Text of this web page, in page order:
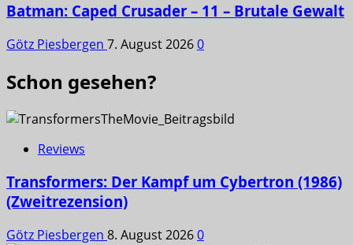
Batman: Caped Crusader – 11 – Brutale Gewalt
Götz Piesbergen 7. August 20260
Schon gesehen?
Reviews
Transformers: Der Kampf um Cybertron (1986)
(Zweitrezension)
Götz Piesbergen 8. August 20260